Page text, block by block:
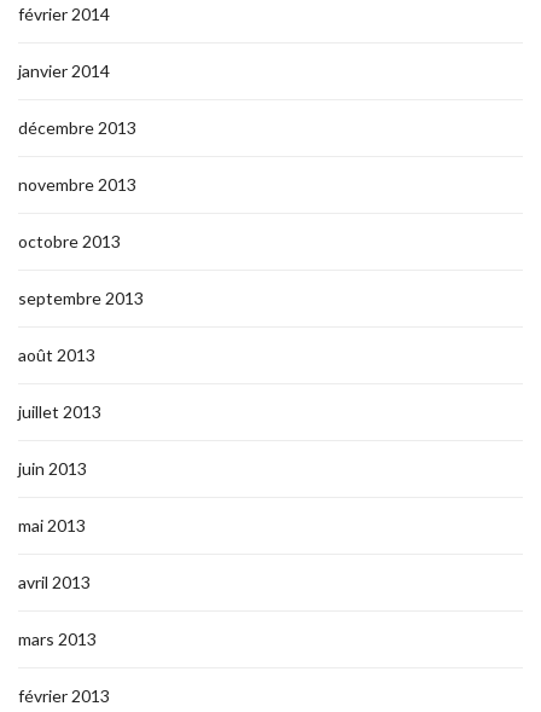
février 2014
janvier 2014
décembre 2013
novembre 2013
octobre 2013
septembre 2013
août 2013
juillet 2013
juin 2013
mai 2013
avril 2013
mars 2013
février 2013